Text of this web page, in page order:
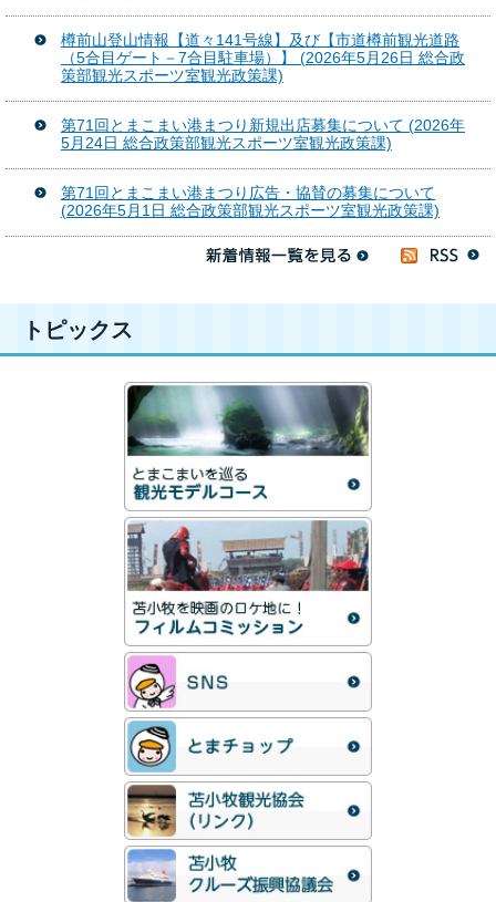
樽前山登山情報【道々141号線】及び【市道樽前観光道路
（5合目ゲート－7合目駐車場）】 (2026年5月26日 総合政
策部観光スポーツ室観光政策課)
第71回とまこまい港まつり新規出店募集について (2026年
5月24日 総合政策部観光スポーツ室観光政策課)
第71回とまこまい港まつり広告・協賛の募集について
(2026年5月1日 総合政策部観光スポーツ室観光政策課)
トピックス